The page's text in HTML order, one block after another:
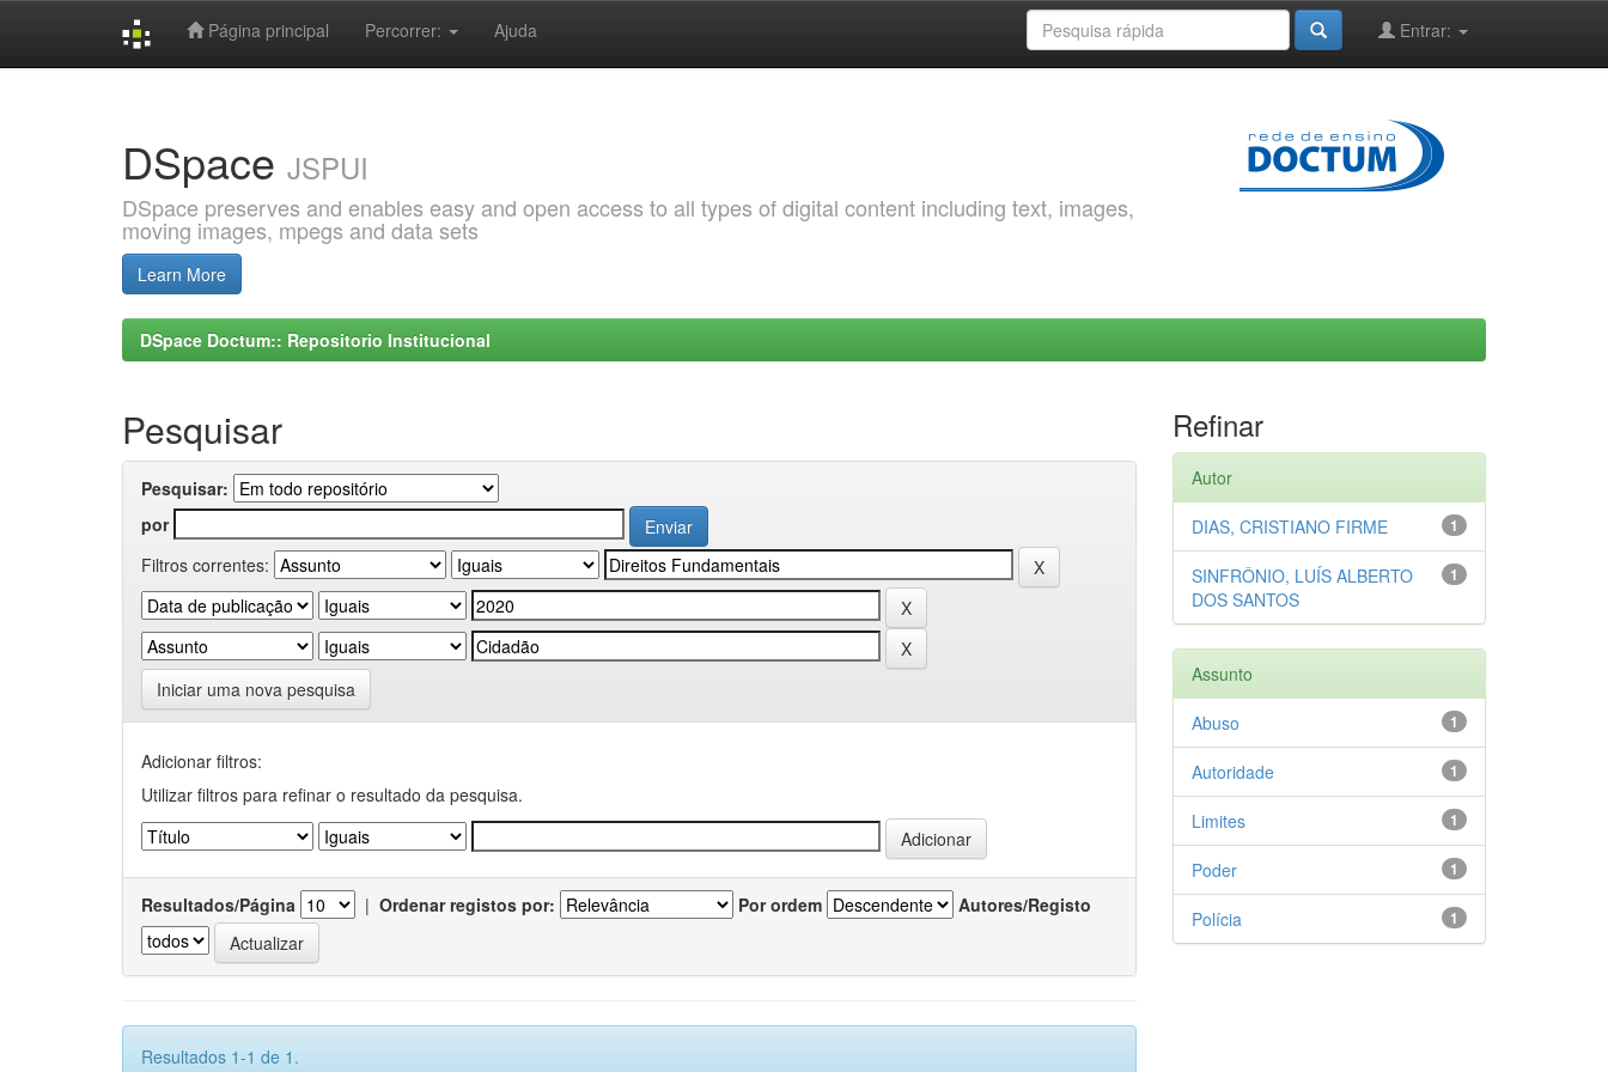
Página principal Percorrer: Ajuda Entrar:
DSpace JSPUI
DSpace preserves and enables easy and open access to all types of digital content including text, images,
moving images, mpegs and data sets
Learn More
DSpace Doctum:: Repositorio Institucional
Pesquisar
Pesquisar:
por
Filtros correntes:
Iniciar uma nova pesquisa
Adicionar filtros:
Utilizar filtros para refinar o resultado da pesquisa.
Resultados/Página | Ordenar registos por: Por ordem Autores/Registo
Resultados 1-1 de 1.
Refinar
Autor
1
DIAS, CRISTIANO FIRME
1
SINFRÔNIO, LUÍS ALBERTO
DOS SANTOS
Assunto
1
Abuso
1
Autoridade
1
Limites
1
Poder
1
Polícia